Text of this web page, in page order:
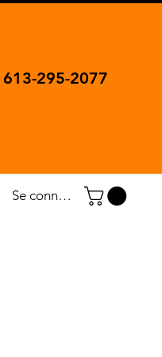
613-295-2077
Se connecter